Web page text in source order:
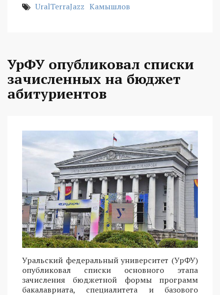
UralTerraJazz Камышлов
УрФУ опубликовал списки
зачисленных на бюджет
абитуриентов
Уральский федеральный университет (УрФУ)
опубликовал списки основного этапа
зачисления бюджетной формы программ
бакалавриата, специалитета и базового